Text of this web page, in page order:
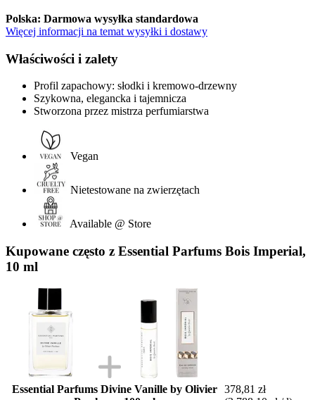
Polska: Darmowa wysyłka standardowa
Więcej informacji na temat wysyłki i dostawy
Właściwości i zalety
Profil zapachowy: słodki i kremowo-drzewny
Szykowna, elegancka i tajemnicza
Stworzona przez mistrza perfumiarstwa
Vegan
Nietestowane na zwierzętach
Available @ Store
Kupowane często z Essential Parfums Bois Imperial,
10 ml
Essential Parfums Divine Vanille by Olivier 378,81 zł